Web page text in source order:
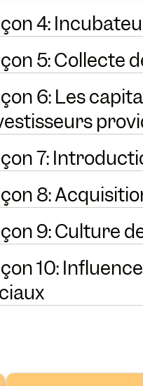
4:
5: Collecte
6: Les
7:
8:
9: Culture
10: